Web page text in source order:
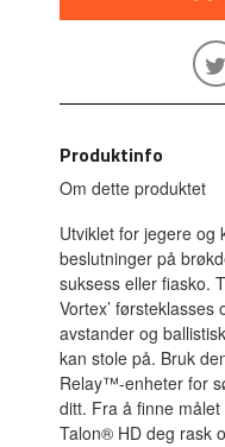
Produktinfo
Om dette produktet
Utviklet for jegere og
beslutninger på
suksess eller fiasko.
Vortex’
avstander og
kan stole på. Bruk
Relay™-enheter for
ditt. Fra å finne
Talon® HD deg rask